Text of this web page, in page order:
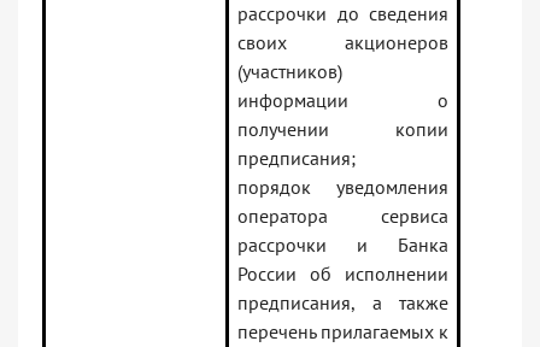
рассрочки до сведения
своих акционеров
(участников)
информации о
получении копии
предписания;
порядок уведомления
оператора сервиса
рассрочки и Банка
России об исполнении
предписания, а также
перечень прилагаемых к